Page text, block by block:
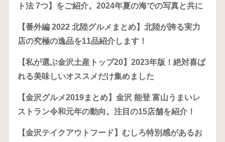
ト法 7つ】をご紹介。2024年夏の海での写真と共に
【番外編 2022 北陸グルメまとめ】北陸が誇る実力
店の究極の逸品を11品紹介します！
【私が選ぶ金沢土産トップ20】2023年版！絶対喜ば
れる美味しいオススメだけ集めました
【金沢グルメ2019まとめ】金沢 能登 富山うまいレ
ストラン令和元年の動向。注目の15店舗を紹介！
【金沢テイクアウトフード】むしろ特別感があるお